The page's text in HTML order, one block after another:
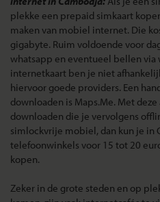
plekke een prepaid simkaart
maken van mobiel internet. Die
gigabyte. Ruim voldoende voor
whatsapp en eventueel bellen via
internetkaart ben je niet
hiervoor goede providers. Een
downloaden is Maps.Me. Met
downloaden die je vervolgens
simlockvrije mobiel, dan kun je in
telefoonwinkels voor 15 tot 20
kopen.
Zeker in de grote steden en op